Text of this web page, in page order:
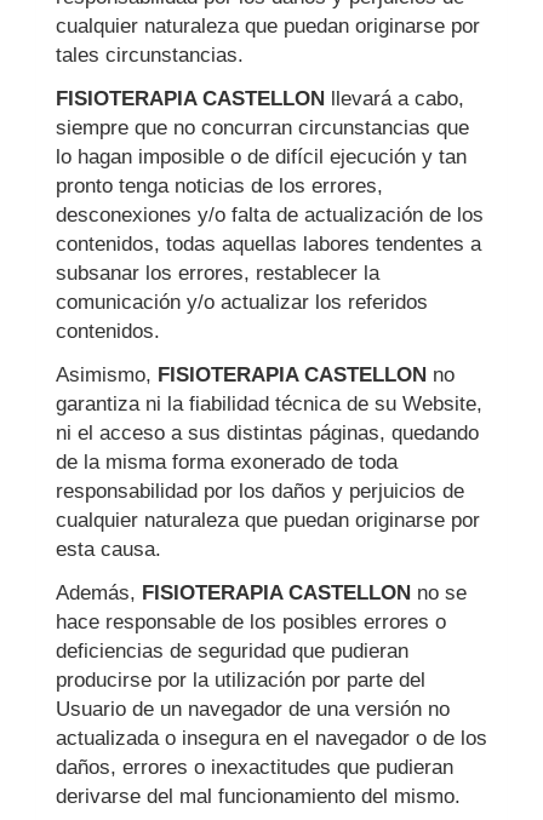
cualquier naturaleza que puedan originarse por
tales circunstancias.
FISIOTERAPIA CASTELLON llevará a cabo,
siempre que no concurran circunstancias que
lo hagan imposible o de difícil ejecución y tan
pronto tenga noticias de los errores,
desconexiones y/o falta de actualización de los
contenidos, todas aquellas labores tendentes a
subsanar los errores, restablecer la
comunicación y/o actualizar los referidos
contenidos.
Asimismo, FISIOTERAPIA CASTELLON no
garantiza ni la fiabilidad técnica de su Website,
ni el acceso a sus distintas páginas, quedando
de la misma forma exonerado de toda
responsabilidad por los daños y perjuicios de
cualquier naturaleza que puedan originarse por
esta causa.
Además, FISIOTERAPIA CASTELLON no se
hace responsable de los posibles errores o
deficiencias de seguridad que pudieran
producirse por la utilización por parte del
Usuario de un navegador de una versión no
actualizada o insegura en el navegador o de los
daños, errores o inexactitudes que pudieran
derivarse del mal funcionamiento del mismo.